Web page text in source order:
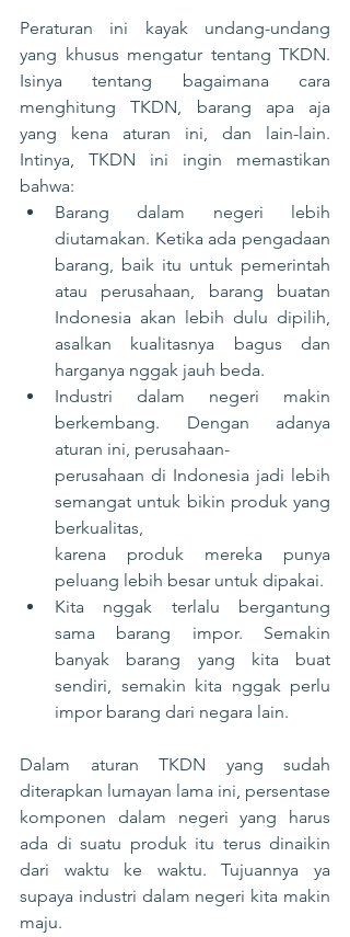
Peraturan ini kayak undang-undang
yang khusus mengatur tentang TKDN.
Isinya tentang bagaimana cara
menghitung TKDN, barang apa aja
yang kena aturan ini, dan lain-lain.
Intinya, TKDN ini ingin memastikan
bahwa:
Barang dalam negeri lebih
diutamakan. Ketika ada pengadaan
barang, baik itu untuk pemerintah
atau perusahaan, barang buatan
Indonesia akan lebih dulu dipilih,
asalkan kualitasnya bagus dan
harganya nggak jauh beda.
Industri dalam negeri makin
berkembang. Dengan adanya
aturan ini, perusahaan-
perusahaan di Indonesia jadi lebih
semangat untuk bikin produk yang
berkualitas,
karena produk mereka punya
peluang lebih besar untuk dipakai.
Kita nggak terlalu bergantung
sama barang impor. Semakin
banyak barang yang kita buat
sendiri, semakin kita nggak perlu
impor barang dari negara lain.
Dalam aturan TKDN yang sudah
diterapkan lumayan lama ini, persentase
komponen dalam negeri yang harus
ada di suatu produk itu terus dinaikin
dari waktu ke waktu. Tujuannya ya
supaya industri dalam negeri kita makin
maju.